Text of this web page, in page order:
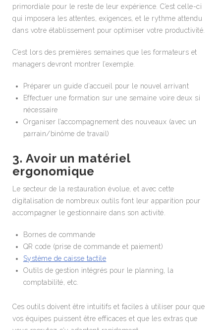
primordiale pour le reste de leur expérience. C’est celle-ci
qui imposera les attentes, exigences, et le rythme attendu
dans votre établissement pour optimiser votre productivité.
C’est lors des premières semaines que les formateurs et
managers devront montrer l’exemple.
Préparer un guide d’accueil pour le nouvel arrivant
Effectuer une formation sur une semaine voire deux si
nécessaire
Organiser l’accompagnement des nouveaux (avec un
parrain/binôme de travail)
3. Avoir un matériel
ergonomique
Le secteur de la restauration évolue, et avec cette
digitalisation de nombreux outils font leur apparition pour
accompagner le gestionnaire dans son activité.
Bornes de commande
QR code (prise de commande et paiement)
Système de caisse tactile
Outils de gestion intégrés pour le planning, la
comptabilité, etc.
Ces outils doivent être intuitifs et faciles à utiliser pour que
vos équipes puissent être efficaces et que les extras que